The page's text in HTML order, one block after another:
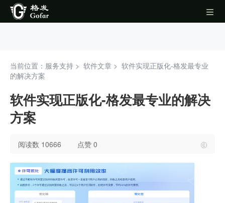
当前位置：服务支持 > 软件文章 > 软件实现正版化-格发最专业
的解决方案
软件实现正版化-格发最专业的解决
方案
阅读数 10666 点赞 0